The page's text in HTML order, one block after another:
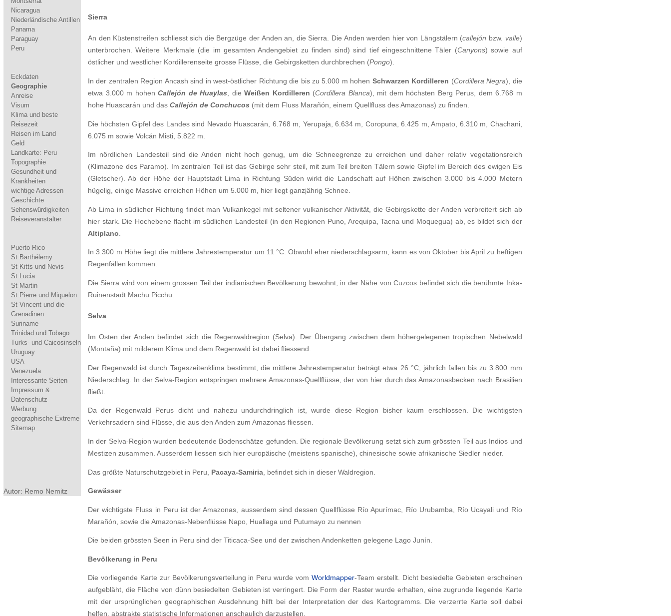
Sierra
An den Küstenstreifen schliesst sich die Bergzüge der Anden an, die Sierra. Die Anden werden hier von Längstälern (callejón bzw. valle)
unterbrochen. Weitere Merkmale (die im gesamten Andengebiet zu finden sind) sind tief eingeschnittene Täler (Canyons) sowie auf
östlicher und westlicher Kordillerenseite grosse Flüsse, die Gebirgsketten durchbrechen (Pongo).
In der zentralen Region Ancash sind in west-östlicher Richtung die bis zu 5.000 m hohen Schwarzen Kordilleren (Cordillera Negra), die
etwa 3.000 m hohenCallejón de Huaylas, dieWeißen Kordilleren (Cordillera Blanca), mit dem höchsten Berg Perus, dem 6.768 m
hohe Huascarán und das Callejón de Conchucos (mit dem Fluss Marañón, einem Quellfluss des Amazonas) zu finden.
Die höchsten Gipfel des Landes sind Nevado Huascarán, 6.768 m, Yerupaja, 6.634 m, Coropuna, 6.425 m, Ampato, 6.310 m, Chachani,
6.075 m sowie Volcán Misti, 5.822 m.
Im nördlichen Landesteil sind die Anden nicht hoch genug, um die Schneegrenze zu erreichen und daher relativ vegetationsreich
(Klimazone des Paramo). Im zentralen Teil ist das Gebirge sehr steil, mit zum Teil breiten Tälern sowie Gipfel im Bereich des ewigen Eis
(Gletscher). Ab der Höhe der Hauptstadt Lima in Richtung Süden wirkt die Landschaft auf Höhen zwischen 3.000 bis 4.000 Metern
hügelig, einige Massive erreichen Höhen um 5.000 m, hier liegt ganzjährig Schnee.
Ab Lima in südlicher Richtung findet man Vulkankegel mit seltener vulkanischer Aktivität, die Gebirgskette der Anden verbreitert sich ab
hier stark. Die Hochebene flacht im südlichen Landesteil (in den Regionen Puno, Arequipa, Tacna und Moquegua) ab, es bildet sich der
Altiplano
In 3.300 m Höhe liegt die mittlere Jahrestemperatur um 11 °C. Obwohl eher niederschlagsarm, kann es von Oktober bis April zu heftigen
Regenfällen kommen.
Die Sierra wird von einem grossen Teil der indianischen Bevölkerung bewohnt, in der Nähe von Cuzcos befindet sich die berühmte Inka-
Ruinenstadt Machu Picchu.
Selva
Im Osten der Anden befindet sich die Regenwaldregion (Selva). Der Übergang zwischen dem höhergelegenen tropischen Nebelwald
(Montaña) mit milderem Klima und dem Regenwald ist dabei fliessend.
Der Regenwald ist durch Tageszeitenklima bestimmt, die mittlere Jahrestemperatur beträgt etwa 26 °C, jährlich fallen bis zu 3.800 mm
Niederschlag. In der Selva-Region entspringen mehrere Amazonas-Quellflüsse, der von hier durch das Amazonasbecken nach Brasilien
fließt.
Da der Regenwald Perus dicht und nahezu undurchdringlich ist, wurde diese Region bisher kaum erschlossen. Die wichtigsten
Verkehrsadern sind Flüsse, die aus den Anden zum Amazonas fliessen.
In der Selva-Region wurden bedeutende Bodenschätze gefunden. Die regionale Bevölkerung setzt sich zum grössten Teil aus Indios und
Mestizen zusammen. Ausserdem liessen sich hier europäische (meistens spanische), chinesische sowie afrikanische Siedler nieder.
Das größte Naturschutzgebiet in Peru, Pacaya-Samiria , befindet sich in dieser Waldregion.
Gewässer
Der wichtigste Fluss in Peru ist der Amazonas, ausserdem sind dessen Quellflüsse Río Apurímac, Río Urubamba, Río Ucayali und Río
Marañón, sowie die Amazonas-Nebenflüsse Napo, Huallaga und Putumayo zu nennen
Die beiden grössten Seen in Peru sind der Titicaca-See und der zwischen Andenketten gelegene Lago Junín.
Bevölkerung in Peru
Die vorliegende Karte zur Bevölkerungsverteilung in Peru wurde vomWorldmapper-Team erstellt. Dicht besiedelte Gebieten erscheinen
aufgebläht, die Fläche von dünn besiedelten Gebieten ist verringert. Die Form der Raster wurde erhalten, eine zugrunde liegende Karte
mit der ursprünglichen geographischen Ausdehnung hilft bei der Interpretation der des Kartogramms. Die verzerrte Karte soll dabei
helfen, abstrakte statistische Informationen anschaulich darzustellen.
Nicaragua
Niederländische Antillen
Panama
Paraguay
Peru
Eckdaten
Geographie
Anreise
Visum
Klima und beste
Reisezeit
Reisen im Land
Geld
Landkarte: Peru
Topographie
Gesundheit und
Krankheiten
wichtige Adressen
Geschichte
Sehenswürdigkeiten
Reiseveranstalter
Puerto Rico
St Barthélemy
St Kitts und Nevis
St Lucia
St Martin
St Pierre und Miquelon
St Vincent und die
Grenadinen
Suriname
Trinidad und Tobago
Turks- und Caicosinseln
Uruguay
USA
Venezuela
Interessante Seiten
Impressum &
Datenschutz
Werbung
geographische Extreme
Sitemap
Autor: Remo Nemitz